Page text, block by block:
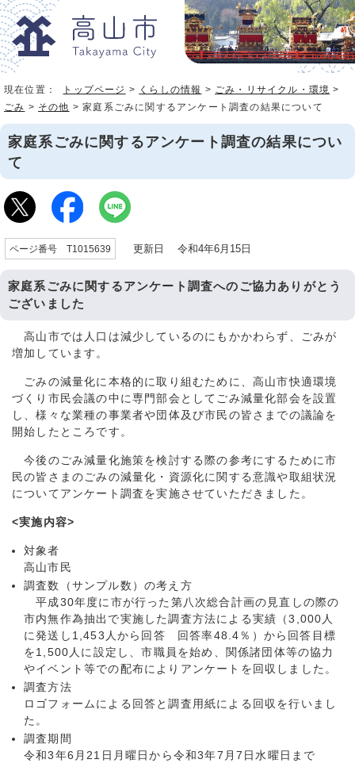
現在位置： トップページ > くらしの情報 > ごみ・リサイクル・環境 >
ごみ > その他 > 家庭系ごみに関するアンケート調査の結果について
家庭系ごみに関するアンケート調査の結果につい
て
ページ番号 T1015639 更新日 令和4年6月15日
家庭系ごみに関するアンケート調査へのご協力ありがとう
ございました
高山市では人口は減少しているのにもかかわらず、ごみが
増加しています。
ごみの減量化に本格的に取り組むために、高山市快適環境
づくり市民会議の中に専門部会としてごみ減量化部会を設置
し、様々な業種の事業者や団体及び市民の皆さまでの議論を
開始したところです。
今後のごみ減量化施策を検討する際の参考にするために市
民の皆さまのごみの減量化・資源化に関する意識や取組状況
についてアンケート調査を実施させていただきました。
<実施内容>
対象者
高山市民
調査数（サンプル数）の考え方
平成30年度に市が行った第八次総合計画の見直しの際の
市内無作為抽出で実施した調査方法による実績（3,000人
に発送し1,453人から回答 回答率48.4％）から回答目標
を1,500人に設定し、市職員を始め、関係諸団体等の協力
やイベント等での配布によりアンケートを回収しました。
調査方法
ロゴフォームによる回答と調査用紙による回収を行いまし
た。
調査期間
令和3年6月21日月曜日から令和3年7月7日水曜日まで